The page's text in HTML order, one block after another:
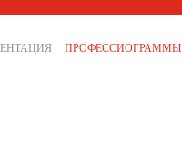
ПРОФЕССИОГРАММЫ